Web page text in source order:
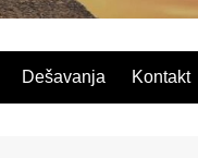
Dešavanja Kontakt